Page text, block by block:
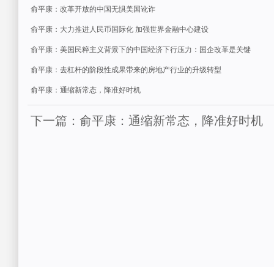
俞平康：改革开放的中国无惧美国讹诈
俞平康：大力推进人民币国际化 加强世界金融中心建设
俞平康：美国民粹主义背景下的中国经济下行压力：国企改革是关键
俞平康：去杠杆的阶段性成果带来的房地产行业的升级转型
俞平康：通缩新常态，降准好时机
下一篇：俞平康：通缩新常态，降准好时机